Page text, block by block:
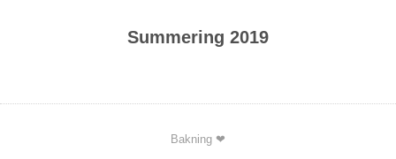
Summering 2019
Bakning ❤